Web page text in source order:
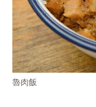
魯肉飯